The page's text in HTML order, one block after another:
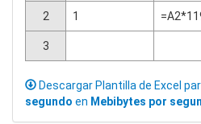
2 1
3
Descargar Plantilla de Excel
segundo en Mebibytes por